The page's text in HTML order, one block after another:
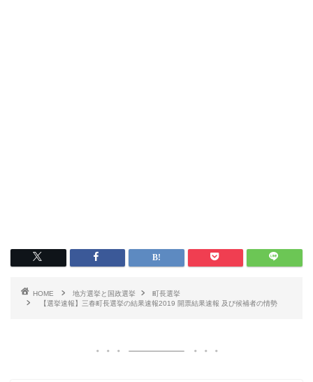
HOME 地方選挙と国政選挙
町長選挙
【選挙速報】三春町長選挙の結果速報2019 開票結果速報 及び候補者の情勢